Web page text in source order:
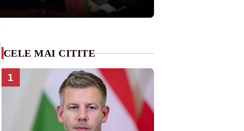
CELE MAI CITITE
1